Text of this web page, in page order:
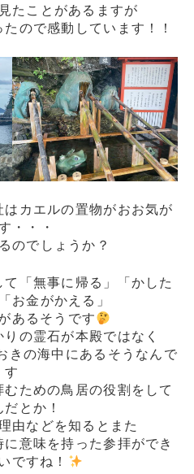
たことがあるますが
ので感動しています！！
カエルの置物がおお気が
・・・
のでしょうか？
「無事に帰る」「かした
お金がかえる」
あるそうです
の霊石が本殿ではなく
きの海中にあるそうなんで
す
ための鳥居の役割をして
とか！
由などを知るとまた
意味を持った参拝ができ
ですね！